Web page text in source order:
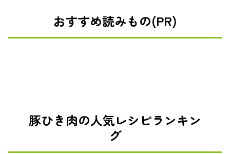
おすすめ読みもの(PR)
豚ひき肉の人気レシピランキン
グ